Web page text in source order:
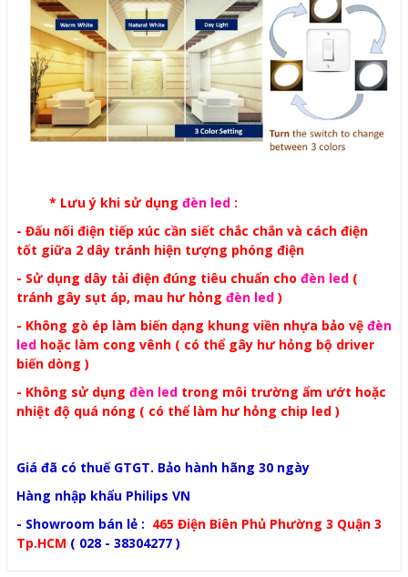
* Lưu ý khi sử dụng đèn led :
- Đấu nối điện tiếp xúc cần siết chắc chắn và cách điện
tốt giữa 2 dây tránh hiện tượng phóng điện
- Sử dụng dây tải điện đúng tiêu chuẩn cho đèn led (
tránh gây sụt áp, mau hư hỏng đèn led )
- Không gò ép làm biến dạng khung viền nhựa bảo vệ đèn
led hoặc làm cong vênh ( có thể gây hư hỏng bộ driver
biến dòng )
- Không sử dụng đèn led trong môi trường ẩm ướt hoặc
nhiệt độ quá nóng ( có thể làm hư hỏng chip led )
Giá đã có thuế GTGT. Bảo hành hãng 30 ngày
Hàng nhập khẩu Philips VN
- Showroom bán lẻ : 465 Điện Biên Phủ Phường 3 Quận 3
Tp.HCM ( 028 - 38304277 )